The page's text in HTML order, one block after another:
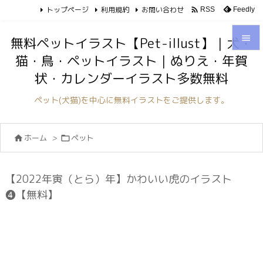



トップページ 利用規約 お問い合わせ  RSS Feedly
無料ペットイラスト【Pet-illust】｜犬・
猫・鳥・ペットイラスト｜ぬりえ・年賀
状・カレンダーイラスト多数無料
ペット(犬猫)を中心に無料イラストをご提供します。
 ホーム > ペット
【2022年寅（とら）年】かわいい虎のイラスト
❹【無料】